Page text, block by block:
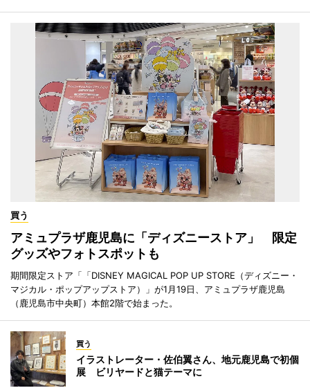
買う
アミュプラザ鹿児島に「ディズニーストア」 限定
グッズやフォトスポットも
期間限定ストア「「DISNEY MAGICAL POP UP STORE（ディズニー・
マジカル・ポップアップストア）」が1月19日、アミュプラザ鹿児島
（鹿児島市中央町）本館2階で始まった。
買う
イラストレーター・佐伯翼さん、地元鹿児島で初個
展 ビリヤードと猫テーマに